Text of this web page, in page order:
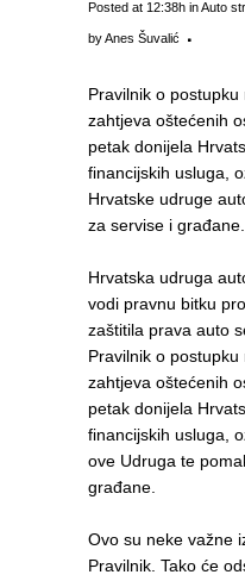
Posted at 12:38h inAuto
byAnes Šuvalić
Pravilnik o
zahtjeva oštećenih
petak donijela
financijskih usluga,
Hrvatske udruge
za servise i građane.
Hrvatska udruga
vodi pravnu bitku
zaštitila prava auto
Pravilnik o
zahtjeva oštećenih
petak donijela
financijskih usluga,
ove Udruga te
građane.
Ovo su neke važne
Pravilnik. Tako će